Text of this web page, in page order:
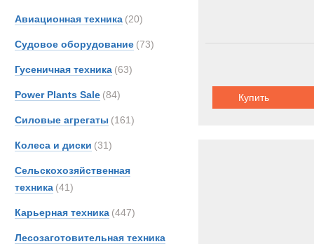
Авиационная техника (20)
Судовое оборудование (73)
Гусеничная техника (63)
Power Plants Sale (84)
Силовые агрегаты (161)
Колеса и диски (31)
Сельскохозяйственная
техника (41)
Карьерная техника (447)
Лесозаготовительная техника
Sisu
Купить